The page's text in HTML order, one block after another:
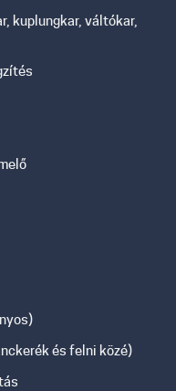
kuplungkar, váltókar,
és felni közé)